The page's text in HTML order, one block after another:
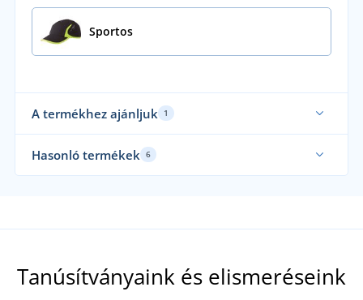
Sportos
A termékhez ajánljuk 1
Újdonság
Hasonló termékek 6
Tanúsítványaink és elismeréseink